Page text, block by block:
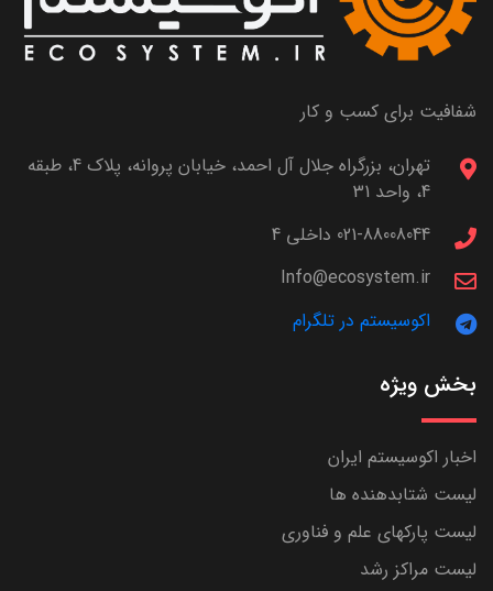
شفافیت برای کسب و کار
تهران، بزرگراه جلال آل احمد، خیابان پروانه، پلاک 4، طبقه
4، واحد 31
021-88008044 داخلی 4
Info@ecosystem.ir
اکوسیستم در تلگرام
بخش ویژه
اخبار اکوسیستم ایران
لیست شتابدهنده ها
لیست پارکهای علم و فناوری
لیست مراکز رشد